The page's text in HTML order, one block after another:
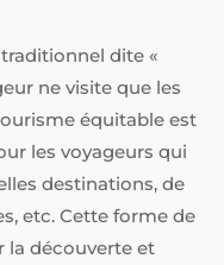
dite «
ne visite que les
équitable est
les voyageurs qui
destinations, de
etc. Cette forme de
la découverte et